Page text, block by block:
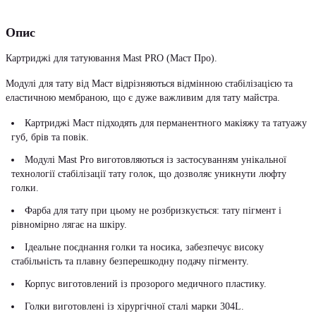
Опис
Картриджі для татуювання Mast PRO (Маст Про).
Модулі для тату від Маст відрізняються відмінною стабілізацією та
еластичною мембраною, що є дуже важливим для тату майстра.
Картриджі Маст підходять для перманентного макіяжу та татуажу
губ, брів та повік.
Модулі Mast Pro виготовляються із застосуванням унікальної
технології стабілізації тату голок, що дозволяє уникнути люфту
голки.
Фарба для тату при цьому не розбризкується: тату пігмент і
рівномірно лягає на шкіру.
Ідеальне поєднання голки та носика, забезпечує високу
стабільність та плавну безперешкодну подачу пігменту.
Корпус виготовлений із прозорого медичного пластику.
Голки виготовлені із хірургічної сталі марки 304L.